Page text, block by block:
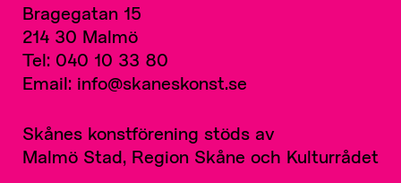
Bragegatan 15
214 30 Malmö
Tel: 040 10 33 80
Email: info@skaneskonst.se
Skånes konstförening stöds av
Malmö Stad, Region Skåne och Kulturrådet